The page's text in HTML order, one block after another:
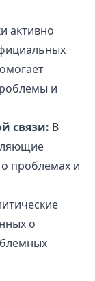
активно
и
связи: В
проблемах и
о